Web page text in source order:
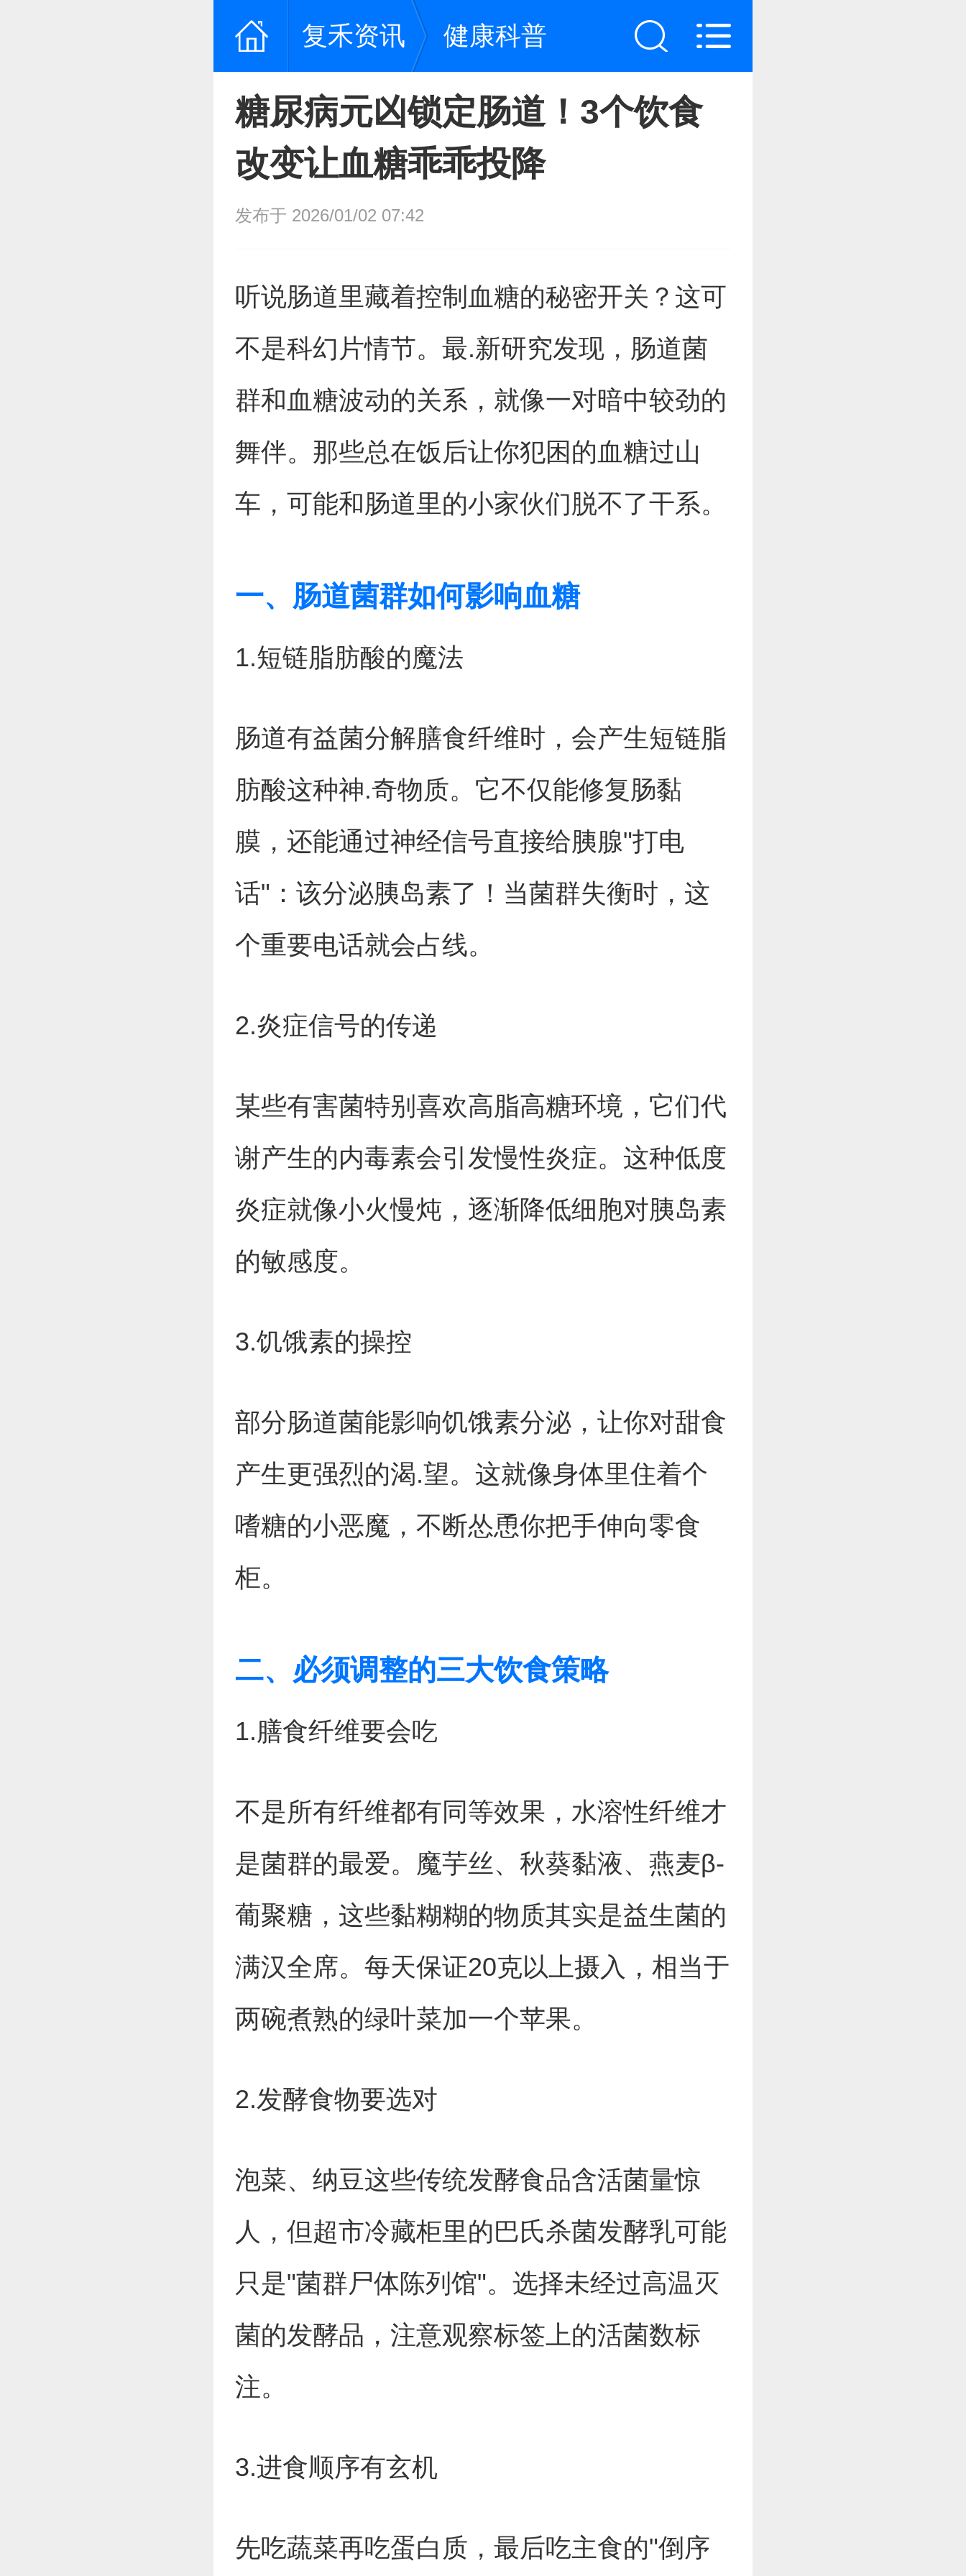
复禾资讯 健康科普
糖尿病元凶锁定肠道！3个饮食
改变让血糖乖乖投降
发布于 2026/01/02 07:42
听说肠道里藏着控制血糖的秘密开关？这可
不是科幻片情节。最.新研究发现，肠道菌
群和血糖波动的关系，就像一对暗中较劲的
舞伴。那些总在饭后让你犯困的血糖过山
车，可能和肠道里的小家伙们脱不了干系。
一、肠道菌群如何影响血糖
1.短链脂肪酸的魔法
肠道有益菌分解膳食纤维时，会产生短链脂
肪酸这种神.奇物质。它不仅能修复肠黏
膜，还能通过神经信号直接给胰腺"打电
话"：该分泌胰岛素了！当菌群失衡时，这
个重要电话就会占线。
2.炎症信号的传递
某些有害菌特别喜欢高脂高糖环境，它们代
谢产生的内毒素会引发慢性炎症。这种低度
炎症就像小火慢炖，逐渐降低细胞对胰岛素
的敏感度。
3.饥饿素的操控
部分肠道菌能影响饥饿素分泌，让你对甜食
产生更强烈的渴.望。这就像身体里住着个
嗜糖的小恶魔，不断怂恿你把手伸向零食
柜。
二、必须调整的三大饮食策略
1.膳食纤维要会吃
不是所有纤维都有同等效果，水溶性纤维才
是菌群的最爱。魔芋丝、秋葵黏液、燕麦β-
葡聚糖，这些黏糊糊的物质其实是益生菌的
满汉全席。每天保证20克以上摄入，相当于
两碗煮熟的绿叶菜加一个苹果。
2.发酵食物要选对
泡菜、纳豆这些传统发酵食品含活菌量惊
人，但超市冷藏柜里的巴氏杀菌发酵乳可能
只是"菌群尸体陈列馆"。选择未经过高温灭
菌的发酵品，注意观察标签上的活菌数标
注。
3.进食顺序有玄机
先吃蔬菜再吃蛋白质，最后吃主食的"倒序